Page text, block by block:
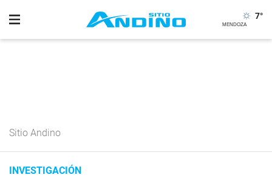
7°
Sitio Andino
INVESTIGACIÓN